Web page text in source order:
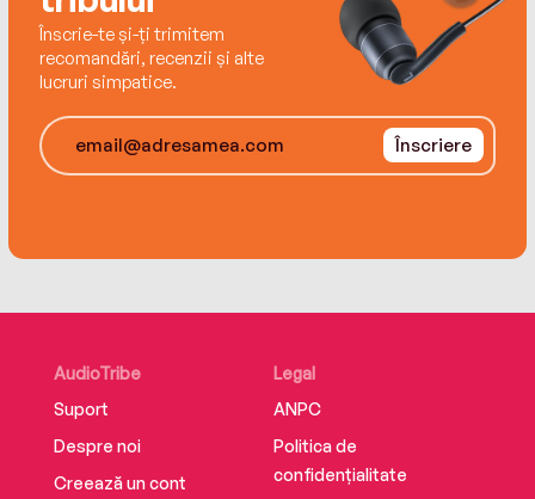
Înscrie-te și-ți trimitem
recomandări, recenzii și alte
lucruri simpatice.
Înscriere
AudioTribe
Suport
Despre noi
Creează un cont
Legal
ANPC
Politica de
confidențialitate